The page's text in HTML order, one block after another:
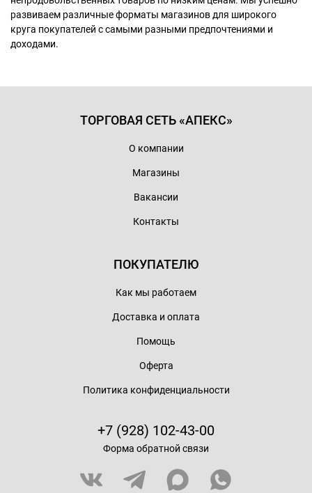
развиваем различные форматы магазинов для широкого
круга покупателей с самыми разными предпочтениями и
доходами.
ТОРГОВАЯ СЕТЬ «АПЕКС»
О компании
Магазины
Вакансии
Контакты
ПОКУПАТЕЛЮ
Как мы работаем
Доставка и оплата
Помощь
Оферта
Политика конфиденциальности
+7 (928) 102-43-00
Форма обратной связи